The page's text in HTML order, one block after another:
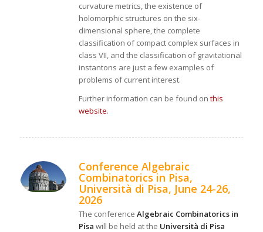
curvature metrics, the existence of
holomorphic structures on the six-
dimensional sphere, the complete
classification of compact complex surfaces in
class VII, and the classification of gravitational
instantons are just a few examples of
problems of current interest.
Further information can be found on this
website.
Conference Algebraic
Combinatorics in Pisa,
Università di Pisa, June 24-26,
2026
The conference Algebraic Combinatorics in
Pisa will be held at the Università di Pisa